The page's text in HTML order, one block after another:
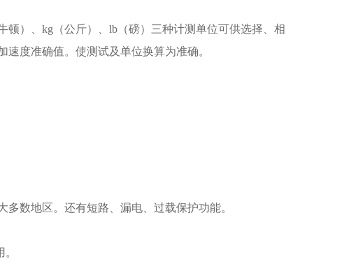
）、kg（公斤）、lb（磅）三种计测单位可供选择、相
度准确值。使测试及单位换算为准确。
数地区。还有短路、漏电、过载保护功能。